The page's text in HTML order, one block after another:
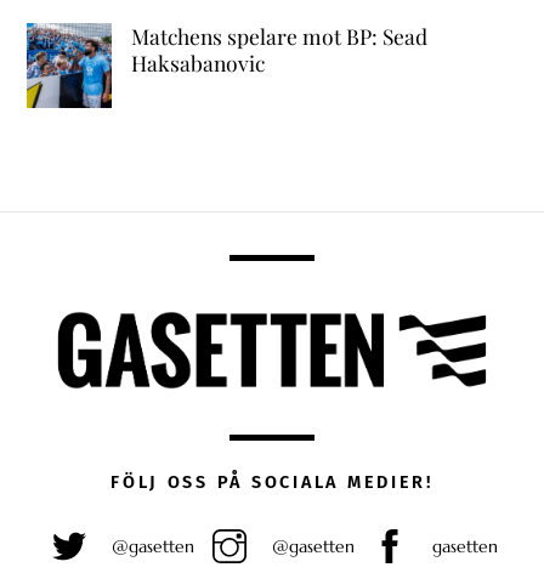
Matchens spelare mot BP: Sead
Haksabanovic
FÖLJ OSS PÅ SOCIALA MEDIER!
@gasetten @gasetten gasetten